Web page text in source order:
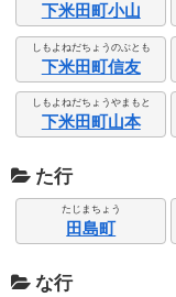
下米田町小山
しもよねだちょうのぶとも
下米田町信友
しもよねだちょうやまもと
下米田町山本
た行
たじまちょう
田島町
な行